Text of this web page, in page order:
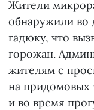
Жители
обнаружили во
гадюку, что
горожан.
жителям с
на придомовых
и во время